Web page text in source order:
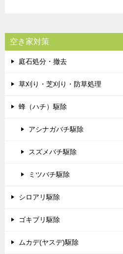
空き家対策
庭石処分・撤去
草刈り・芝刈り・防草処理
蜂（ハチ）駆除
アシナガバチ駆除
スズメバチ駆除
ミツバチ駆除
シロアリ駆除
ゴキブリ駆除
ムカデ(ヤスデ)駆除